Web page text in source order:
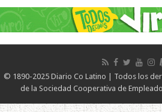
© 1890-2025 Diario Co Latino | Todos los
de la Sociedad Cooperativa de